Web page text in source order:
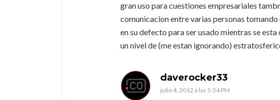
gran uso para cuestiones empresariales
comunicacion entre varias personas tomando
en su defecto para ser usado mientras se
un nivel de (me estan ignorando)
daverocker33
julio 4, 2012 a las 5:34 PM